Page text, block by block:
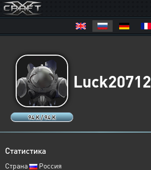
94 K / 94 K
Luck20712
Статистика
Страна
Россия